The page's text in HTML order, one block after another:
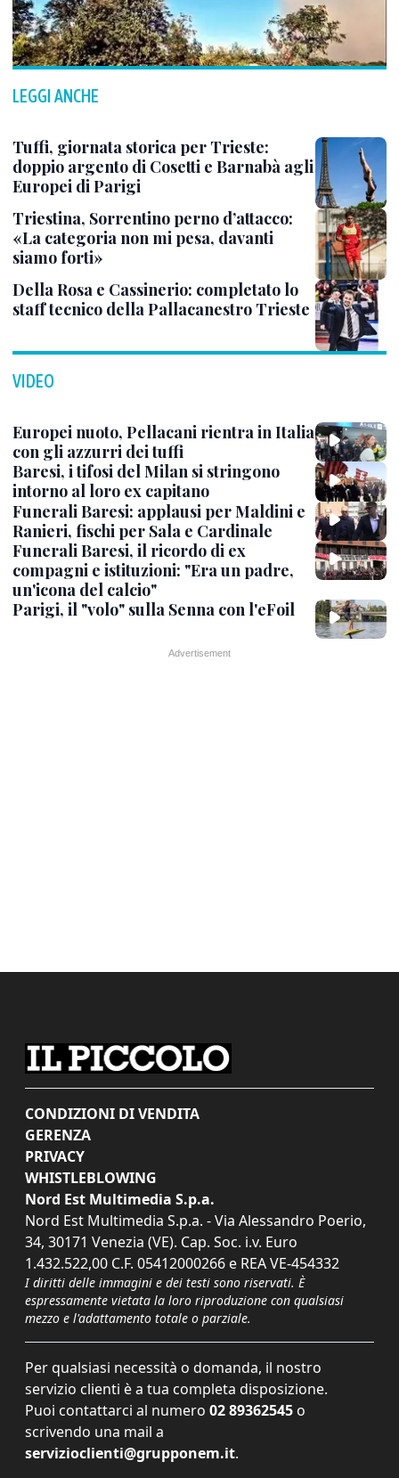
LEGGI ANCHE
Tuffi, giornata storica per Trieste:
doppio argento di Cosetti e Barnabà agli
Europei di Parigi
Triestina, Sorrentino perno d’attacco:
«La categoria non mi pesa, davanti
siamo forti»
Della Rosa e Cassinerio: completato lo
staff tecnico della Pallacanestro Trieste
VIDEO
Europei nuoto, Pellacani rientra in Italia
con gli azzurri dei tuffi
Baresi, i tifosi del Milan si stringono
intorno al loro ex capitano
Funerali Baresi: applausi per Maldini e
Ranieri, fischi per Sala e Cardinale
Funerali Baresi, il ricordo di ex
compagni e istituzioni: "Era un padre,
un'icona del calcio"
Parigi, il "volo" sulla Senna con l'eFoil
CONDIZIONI DI VENDITA
GERENZA
PRIVACY
WHISTLEBLOWING
Nord Est Multimedia S.p.a.
Nord Est Multimedia S.p.a. - Via Alessandro Poerio,
34, 30171 Venezia (VE). Cap. Soc. i.v. Euro
1.432.522,00 C.F. 05412000266 e REA VE-454332
I diritti delle immagini e dei testi sono riservati. È
espressamente vietata la loro riproduzione con qualsiasi
mezzo e l'adattamento totale o parziale.
Per qualsiasi necessità o domanda, il nostro
servizio clienti è a tua completa disposizione.
Puoi contattarci al numero 02 89362545 o
scrivendo una mail a
servizioclienti@grupponem.it.